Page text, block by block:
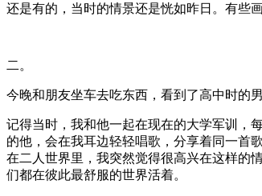
还是有的，当时的情景还是恍如昨日。有些
二。
今晚和朋友坐车去吃东西，看到了高中时的
记得当时，我和他一起在现在的大学军训，
的他，会在我耳边轻轻唱歌，分享着同一首
在二人世界里，我突然觉得很高兴在这样的
们都在彼此最舒服的世界活着。